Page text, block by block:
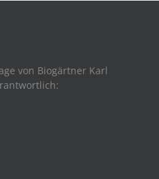
von Biogärtner Karl